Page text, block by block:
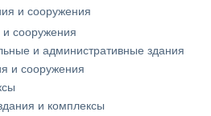
и сооружения
и сооружения
и административные здания
и сооружения
и комплексы